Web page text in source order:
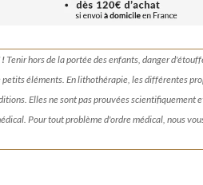
!Tenirhors de la portée des enfants, danger
petits éléments.En lithothérapie, les différentes
Elles ne sont pas prouvées scientifiquement
Pour tout problème d'ordre médical, nous